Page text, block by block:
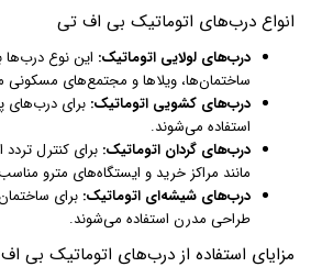
انواع درب‌های اتوماتیک بی اف تی
درب‌های لولایی اتوماتیک: این نوع
ساختمان‌ها، ویلاها و مجتمع‌های
درب‌های کشویی اتوماتیک: برای درب‌های
استفاده می‌شوند.
درب‌های گردان اتوماتیک: برای کنترل
مانند مراکز خرید و ایستگاه‌های مترو
درب‌های شیشه‌ای اتوماتیک: برای
طراحی مدرن استفاده می‌شوند.
مزایای استفاده از درب‌های اتوماتیک بی